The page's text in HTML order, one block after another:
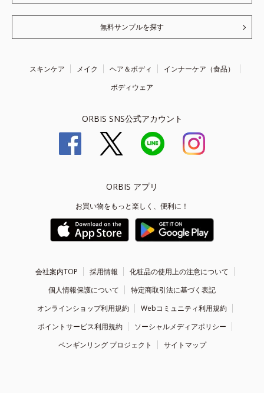
無料サンプルを探す
スキンケア メイク ヘア＆ボディ
インナーケア（食品）
ボディウェア
ORBIS SNS公式アカウント
ORBIS アプリ
お買い物をもっと楽しく、便利に！
会社案内TOP 採用情報
化粧品の使用上の注意について
個人情報保護について
特定商取引法に基づく表記
オンラインショップ利用規約
Webコミュニティ利用規約
ポイントサービス利用規約
ソーシャルメディアポリシー
ペンギンリング プロジェクト
サイトマップ